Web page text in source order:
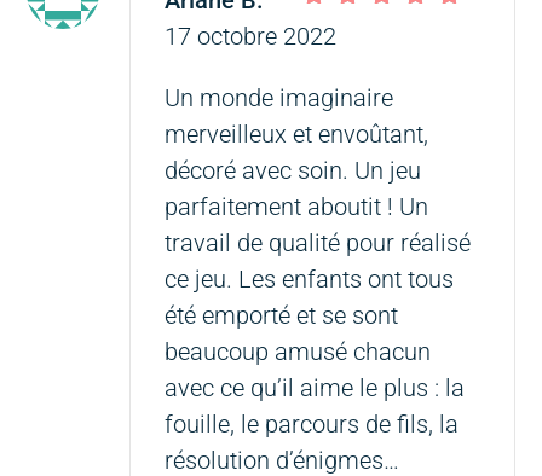
Note
17 octobre 2022
Un monde imaginaire
merveilleux et envoûtant,
décoré avec soin. Un jeu
parfaitement aboutit ! Un
travail de qualité pour réalisé
ce jeu. Les enfants ont tous
été emporté et se sont
beaucoup amusé chacun
avec ce qu’il aime le plus : la
fouille, le parcours de fils, la
résolution d’énigmes…